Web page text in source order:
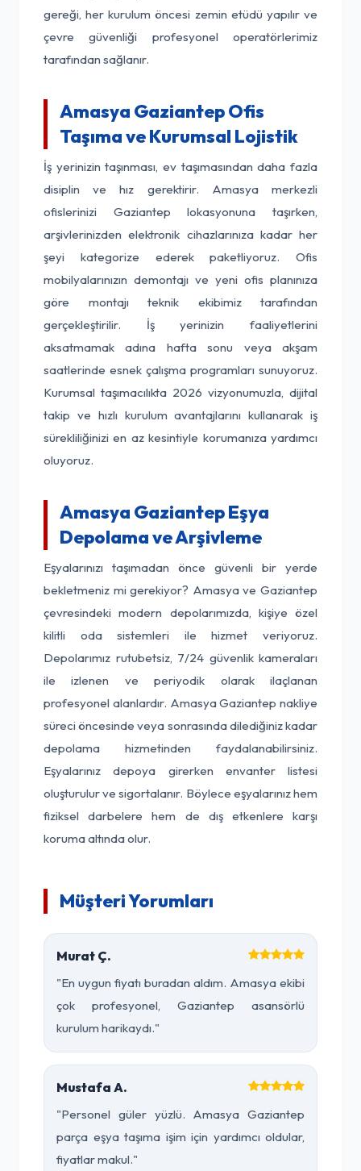
gereği, her kurulum öncesi zemin etüdü yapılır ve
çevre güvenliği profesyonel operatörlerimiz
tarafından sağlanır.
Amasya Gaziantep Ofis
Taşıma ve Kurumsal Lojistik
İş yerinizin taşınması, ev taşımasından daha fazla
disiplin ve hız gerektirir. Amasya merkezli
ofislerinizi Gaziantep lokasyonuna taşırken,
arşivlerinizden elektronik cihazlarınıza kadar her
şeyi kategorize ederek paketliyoruz. Ofis
mobilyalarınızın demontajı ve yeni ofis planınıza
göre montajı teknik ekibimiz tarafından
gerçekleştirilir. İş yerinizin faaliyetlerini
aksatmamak adına hafta sonu veya akşam
saatlerinde esnek çalışma programları sunuyoruz.
Kurumsal taşımacılıkta 2026 vizyonumuzla, dijital
takip ve hızlı kurulum avantajlarını kullanarak iş
sürekliliğinizi en az kesintiyle korumanıza yardımcı
oluyoruz.
Amasya Gaziantep Eşya
Depolama ve Arşivleme
Eşyalarınızı taşımadan önce güvenli bir yerde
bekletmeniz mi gerekiyor? Amasya ve Gaziantep
çevresindeki modern depolarımızda, kişiye özel
kilitli oda sistemleri ile hizmet veriyoruz.
Depolarımız rutubetsiz, 7/24 güvenlik kameraları
ile izlenen ve periyodik olarak ilaçlanan
profesyonel alanlardır. Amasya Gaziantep nakliye
süreci öncesinde veya sonrasında dilediğiniz kadar
depolama hizmetinden faydalanabilirsiniz.
Eşyalarınız depoya girerken envanter listesi
oluşturulur ve sigortalanır. Böylece eşyalarınız hem
fiziksel darbelere hem de dış etkenlere karşı
koruma altında olur.
Müşteri Yorumları
Murat Ç.
"En uygun fiyatı buradan aldım. Amasya ekibi
çok profesyonel, Gaziantep asansörlü
kurulum harikaydı."
Mustafa A.
"Personel güler yüzlü. Amasya Gaziantep
parça eşya taşıma işim için yardımcı oldular,
fiyatlar makul."